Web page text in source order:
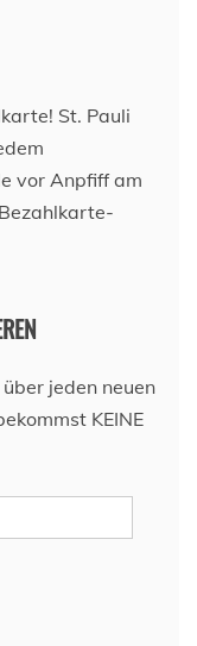
jeden neuen
KEINE